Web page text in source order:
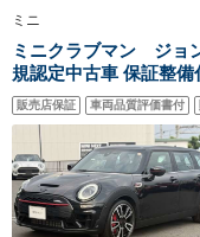
ミニ
ミニクラブマン ジョ
規認定中古車 保証整
メラ 衝突軽減ブレーキ
ー アクティブクルコン
販売店保証 車両品質評価書付